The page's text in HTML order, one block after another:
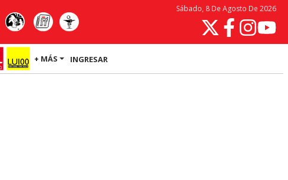
Sábado, 8 De Agosto De 2026
+ MÁS INGRESAR